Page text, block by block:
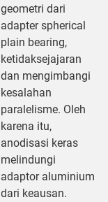
geometri dari
adapter spherical
plain bearing,
ketidaksejajaran
dan mengimbangi
kesalahan
paralelisme. Oleh
karena itu,
anodisasi keras
melindungi
adaptor aluminium
dari keausan.